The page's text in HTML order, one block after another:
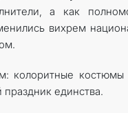
а как
вихрем
колоритные костюмы
единства.